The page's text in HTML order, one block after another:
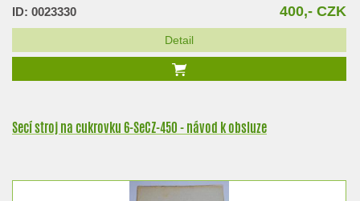
ID: 0023330 400,- CZK
Detail
Secí stroj na cukrovku 6-SeCZ-450 - návod k obsluze